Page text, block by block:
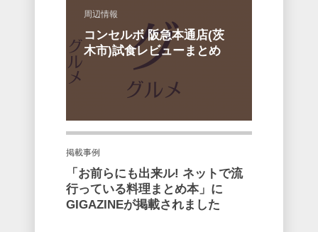
周辺情報
コンセルボ 阪急本通店(茨
木市)試食レビューまとめ
掲載事例
「お前らにも出来ル! ネットで流
行っている料理まとめ本」に
GIGAZINEが掲載されました